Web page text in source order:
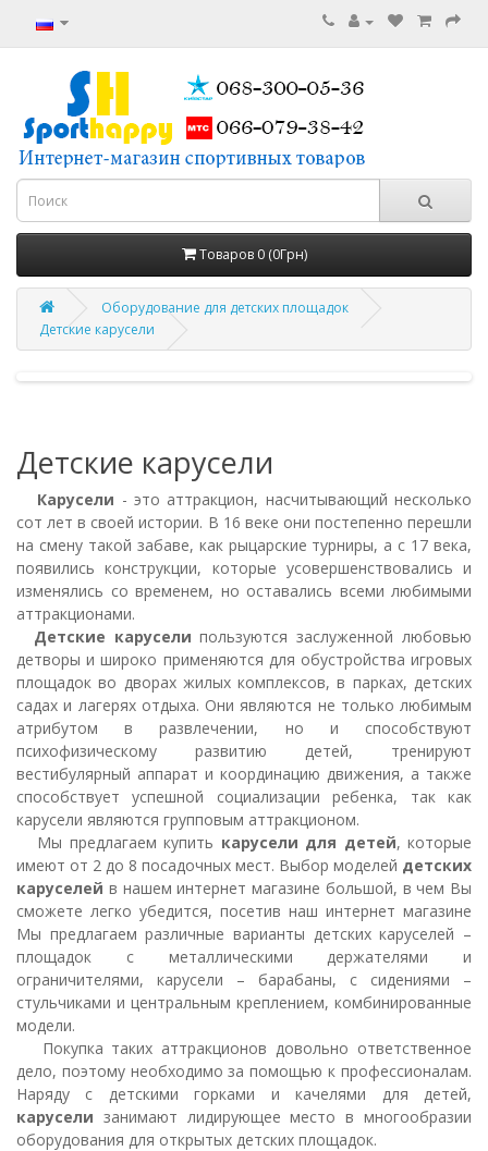
Товаров 0 (0Грн)
Оборудование для детских площадок
Детские карусели
Детские карусели
Карусели - это аттракцион, насчитывающий несколько
сот лет в своей истории. В 16 веке они постепенно перешли
на смену такой забаве, как рыцарские турниры, а с 17 века,
появились конструкции, которые усовершенствовались и
изменялись со временем, но оставались всеми любимыми
аттракционами.
Детские карусели пользуются заслуженной любовью
детворы и широко применяются для обустройства игровых
площадок во дворах жилых комплексов, в парках, детских
садах и лагерях отдыха. Они являются не только любимым
атрибутом в развлечении, но и способствуют
психофизическому развитию детей, тренируют
вестибулярный аппарат и координацию движения, а также
способствует успешной социализации ребенка, так как
карусели являются групповым аттракционом.
Мы предлагаем купить карусели для детей, которые
имеют от 2 до 8 посадочных мест. Выбор моделей детских
каруселей в нашем интернет магазине большой, в чем Вы
сможете легко убедится, посетив наш интернет магазине
Мы предлагаем различные варианты детских каруселей –
площадок с металлическими держателями и
ограничителями, карусели – барабаны, с сидениями –
стульчиками и центральным креплением, комбинированные
модели.
Покупка таких аттракционов довольно ответственное
дело, поэтому необходимо за помощью к профессионалам.
Наряду с детскими горками и качелями для детей,
карусели занимают лидирующее место в многообразии
оборудования для открытых детских площадок.